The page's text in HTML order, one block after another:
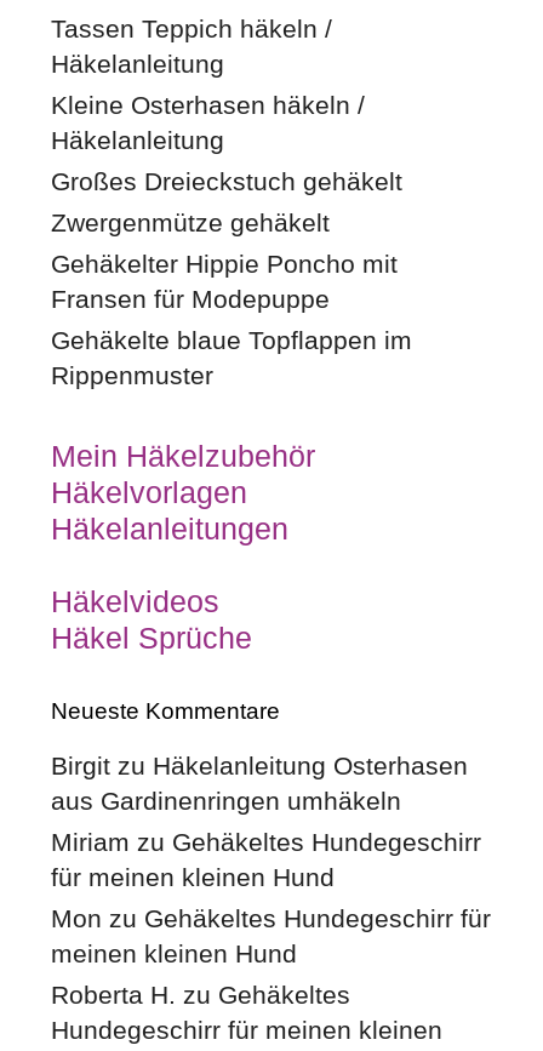
Tassen Teppich häkeln /
Häkelanleitung
Kleine Osterhasen häkeln /
Häkelanleitung
Großes Dreieckstuch gehäkelt
Zwergenmütze gehäkelt
Gehäkelter Hippie Poncho mit
Fransen für Modepuppe
Gehäkelte blaue Topflappen im
Rippenmuster
Mein Häkelzubehör
Häkelvorlagen
Häkelanleitungen
Häkelvideos
Häkel Sprüche
Neueste Kommentare
Birgit zu Häkelanleitung Osterhasen
aus Gardinenringen umhäkeln
Miriam zu Gehäkeltes Hundegeschirr
für meinen kleinen Hund
Mon zu Gehäkeltes Hundegeschirr für
meinen kleinen Hund
Roberta H. zu Gehäkeltes
Hundegeschirr für meinen kleinen